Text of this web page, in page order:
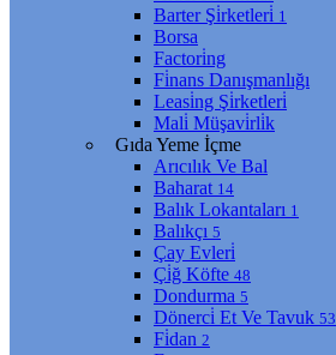
Barter Şi̇rketleri̇ 1
Borsa
Factori̇ng
Fi̇nans Danışmanlığı
Leasi̇ng Şi̇rketleri̇
Mali̇ Müşavi̇rli̇k
Gıda Yeme İçme
Arıcılık Ve Bal
Baharat 14
Balık Lokantaları 1
Balıkçı 5
Çay Evleri̇
Çi̇ğ Köfte 48
Dondurma 5
Dönerci̇ Et Ve Tavuk 53
Fi̇dan 2